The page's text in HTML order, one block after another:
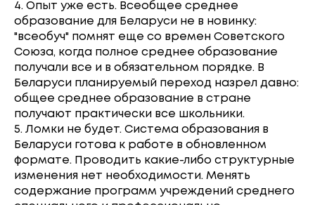
4. Опыт уже есть. Всеобщее среднее
образование для Беларуси не в новинку:
"всеобуч" помнят еще со времен Советского
Союза, когда полное среднее образование
получали все и в обязательном порядке. В
Беларуси планируемый переход назрел давно:
общее среднее образование в стране
получают практически все школьники.
5. Ломки не будет. Система образования в
Беларуси готова к работе в обновленном
формате. Проводить какие-либо структурные
изменения нет необходимости. Менять
содержание программ учреждений среднего